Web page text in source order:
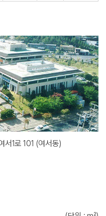
서1로 101 (여서동)